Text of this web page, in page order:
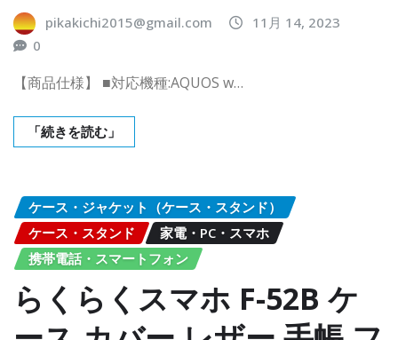
pikakichi2015@gmail.com
11月 14, 2023
0
【商品仕様】 ■対応機種:AQUOS w…
「続きを読む」
ケース・ジャケット（ケース・スタンド）
ケース・スタンド
家電・PC・スマホ
携帯電話・スマートフォン
らくらくスマホ F-52B ケ